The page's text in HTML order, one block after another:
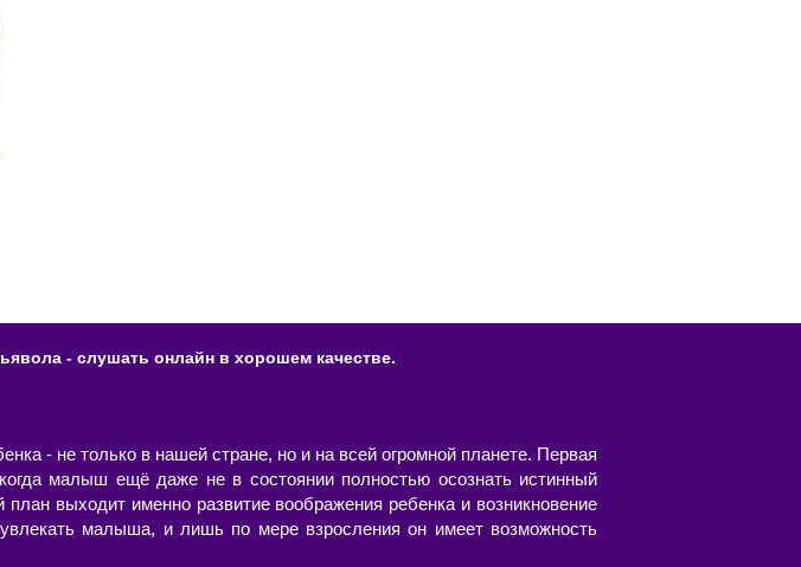
- слушать онлайн в хорошем качестве.
- не только в нашей стране, но и на всей огромной планете. Первая
малыш ещё даже не в состоянии полностью осознать истинный
выходит именно развитие воображения ребенка и возникновение
малыша, и лишь по мере взросления он имеет возможность